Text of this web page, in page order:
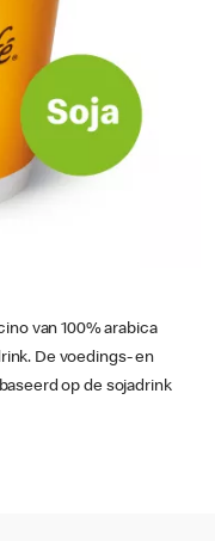
van 100% arabica
De voedings- en
op de sojadrink